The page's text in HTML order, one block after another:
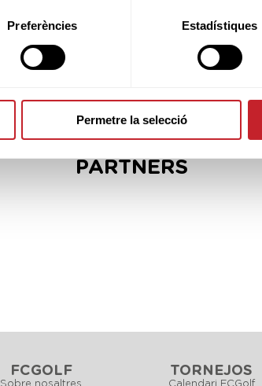
Preferències Estadístiques
Permetre la selecció
PARTNERS
FCGOLF TORNEJOS